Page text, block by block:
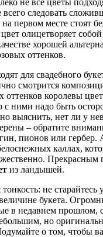
не все цветы
следовать
первом месте стоят
олицетворяет
хорошей
оттенков.
для свадебного
смотрится
оттенков королевы
с ними надо быть
выяснить, нет ли у
– обратите
пионов или
каллах,
Прекрасным
из ландышей.
не старайтесь
букета.
в недавнем прошлом,
но
о том, чтобы